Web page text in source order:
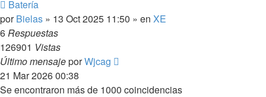
Nuevo
mensaje
Batería
porBielas » 13 Oct 2025 11:50 » en XE
6Respuestas
126901 Vistas
Último mensajeporWjcag
21 Mar 2026 00:38
Se encontraron más de 1000 coincidencias